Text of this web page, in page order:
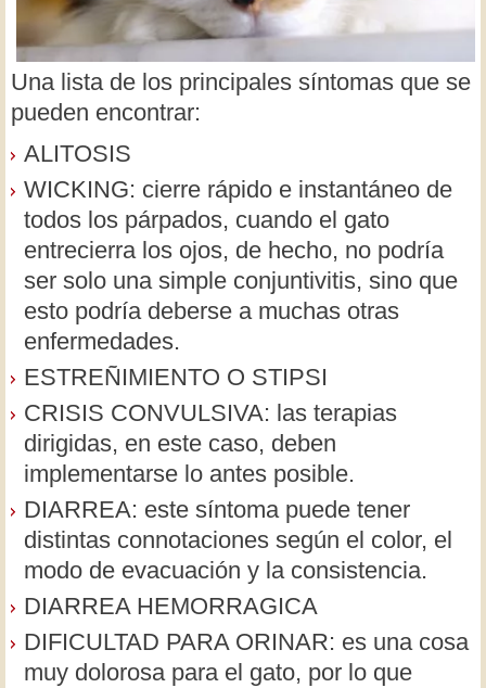
Una lista de los principales síntomas que se
pueden encontrar:
ALITOSIS
WICKING: cierre rápido e instantáneo de
todos los párpados, cuando el gato
entrecierra los ojos, de hecho, no podría
ser solo una simple conjuntivitis, sino que
esto podría deberse a muchas otras
enfermedades.
ESTREÑIMIENTO O STIPSI
CRISIS CONVULSIVA: las terapias
dirigidas, en este caso, deben
implementarse lo antes posible.
DIARREA: este síntoma puede tener
distintas connotaciones según el color, el
modo de evacuación y la consistencia.
DIARREA HEMORRAGICA
DIFICULTAD PARA ORINAR: es una cosa
muy dolorosa para el gato, por lo que